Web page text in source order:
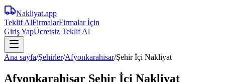
Nakliyat.app
Teklif AlFirmalarFirmalar İçin
Giriş YapÜcretsiz Teklif Al
Ana sayfa/Şehirler/Afyonkarahisar/Şehir İçi Nakliyat
Afyonkarahisar Şehir İçi Nakliyat